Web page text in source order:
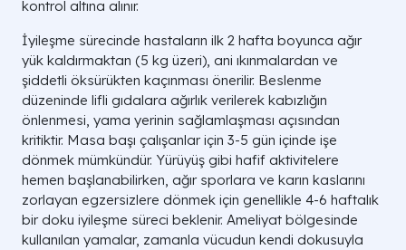
kontrol altına alınır.
İyileşme sürecinde hastaların ilk 2 hafta boyunca ağır
yük kaldırmaktan (5 kg üzeri), ani ıkınmalardan ve
şiddetli öksürükten kaçınması önerilir. Beslenme
düzeninde lifli gıdalara ağırlık verilerek kabızlığın
önlenmesi, yama yerinin sağlamlaşması açısından
kritiktir. Masa başı çalışanlar için 3-5 gün içinde işe
dönmek mümkündür. Yürüyüş gibi hafif aktivitelere
hemen başlanabilirken, ağır sporlara ve karın kaslarını
zorlayan egzersizlere dönmek için genellikle 4-6 haftalık
bir doku iyileşme süreci beklenir. Ameliyat bölgesinde
kullanılan yamalar, zamanla vücudun kendi dokusuyla